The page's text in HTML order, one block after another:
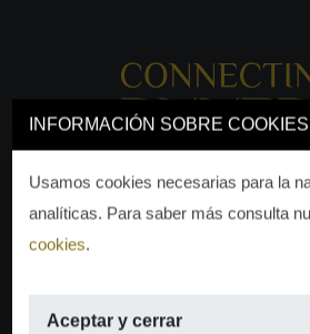
INFORMACIÓN SOBRE COOKIES
Usamos cookies necesarias para la
analíticas. Para saber más consulta
cookies.
Aceptar y cerrar